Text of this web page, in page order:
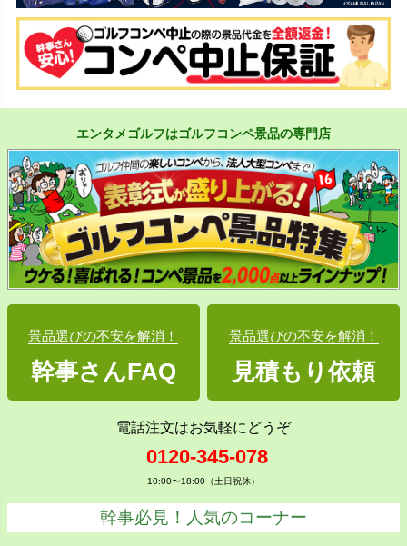
エンタメゴルフはゴルフコンペ景品の専門店
景品選びの不安を解消！
幹事さんFAQ
景品選びの不安を解消！
見積もり依頼
電話注文はお気軽にどうぞ
0120-345-078
10:00〜18:00（土日祝休）
幹事必見！人気のコーナー